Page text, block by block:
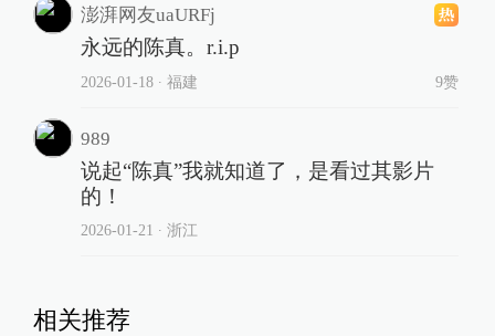
澎湃网友uaURFj
永远的陈真。r.i.p
2026-01-18∙ 福建 9赞
989
说起“陈真”我就知道了，是看过其影片
的！
2026-01-21 ∙ 浙江
相关推荐